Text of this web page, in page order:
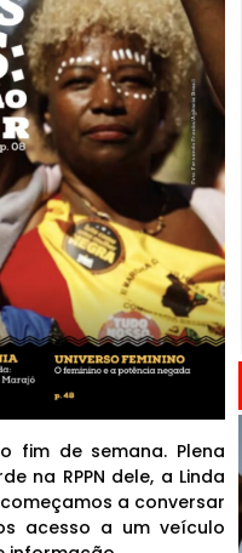
fim de semana. Plena
na RPPN dele, a Linda
a conversar
acesso a um veículo